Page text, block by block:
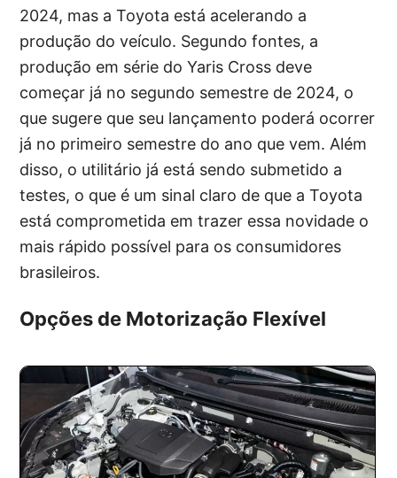
2024, mas a Toyota está acelerando a
produção do veículo. Segundo fontes, a
produção em série do Yaris Cross deve
começar já no segundo semestre de 2024, o
que sugere que seu lançamento poderá ocorrer
já no primeiro semestre do ano que vem. Além
disso, o utilitário já está sendo submetido a
testes, o que é um sinal claro de que a Toyota
está comprometida em trazer essa novidade o
mais rápido possível para os consumidores
brasileiros.
Opções de Motorização Flexível